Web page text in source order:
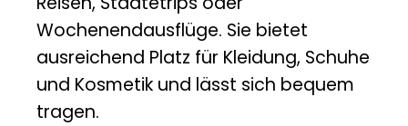
Wochenendausflüge. Sie bietet
ausreichend Platz für Kleidung, Schuhe
und Kosmetik und lässt sich bequem
tragen.